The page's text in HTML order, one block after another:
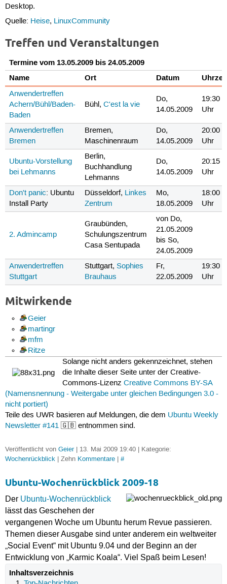
Desktop.
Quelle: Heise, LinuxCommunity
Treffen und Veranstaltungen
Termine vom 13.05.2009 bis 24.05.2009
Name
Ort Datum
Anwendertreffen
Achern/Bühl/Baden-
Baden
Bühl,C'est la vie
Do,
14.05.2009
19:30
Uhr
Anwendertreffen
Bremen
Bremen,
Maschinenraum
Do,
14.05.2009
20:00
Uhr
Ubuntu-Vorstellung
bei Lehmanns
Berlin,
Buchhandlung
Lehmanns
Do,
14.05.2009
20:15
Uhr
Don't panic: Ubuntu
Install Party
Düsseldorf, Linkes
Zentrum
Mo,
18.05.2009
18:00
Uhr
2. Admincamp
Graubünden,
Schulungszentrum
Casa Sentupada
von Do,
21.05.2009
bis So,
24.05.2009
Anwendertreffen
Stuttgart
Stuttgart,Sophies
Brauhaus
Fr,
22.05.2009
19:30
Uhr
Mitwirkende
Geier
martingr
mfm
Ritze
Solange nicht anders gekennzeichnet, stehen
die Inhalte dieser Seite unter der Creative-
Commons-LizenzCreative Commons BY-SA
(Namensnennung - Weitergabe unter gleichen Bedingungen 3.0 -
nicht portiert)
Teile des UWR basieren auf Meldungen, die dem Ubuntu Weekly
Newsletter #141🇬🇧 entnommen sind.
Veröffentlicht von Geier| 13. Mai 2009 19:40 | Kategorie:
Wochenrückblick| Zehn Kommentare| #
Ubuntu-Wochenrückblick 2009-18
Der Ubuntu-Wochenrückblick
lässt das Geschehen der
vergangenen Woche um Ubuntu herum Revue passieren.
Themen dieser Ausgabe sind unter anderem ein weltweiter
„Social Event“ mit Ubuntu 9.04 und der Beginn an der
Entwicklung von „Karmic Koala“. Viel Spaß beim Lesen!
Inhaltsverzeichnis